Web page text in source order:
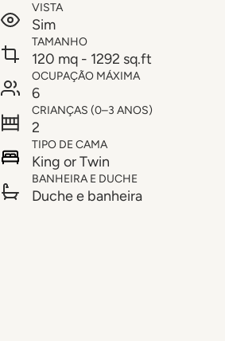
VISTA
Sim
TAMANHO
120 mq - 1292 sq.ft
OCUPAÇÃO MÁXIMA
6
CRIANÇAS (0–3 ANOS)
2
TIPO DE CAMA
King or Twin
BANHEIRA E DUCHE
Duche e banheira